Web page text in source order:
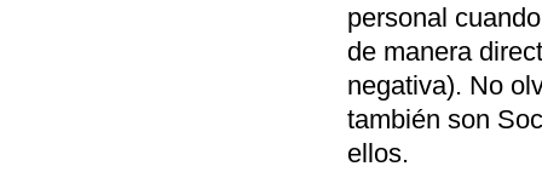
personal
de manera
negativa). No
también son
ellos.